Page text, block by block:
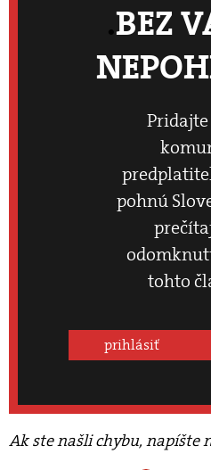
BEZ
Pridajte
pohnú
tohto
prihlásiť
Ak ste našli chybu, napíšte